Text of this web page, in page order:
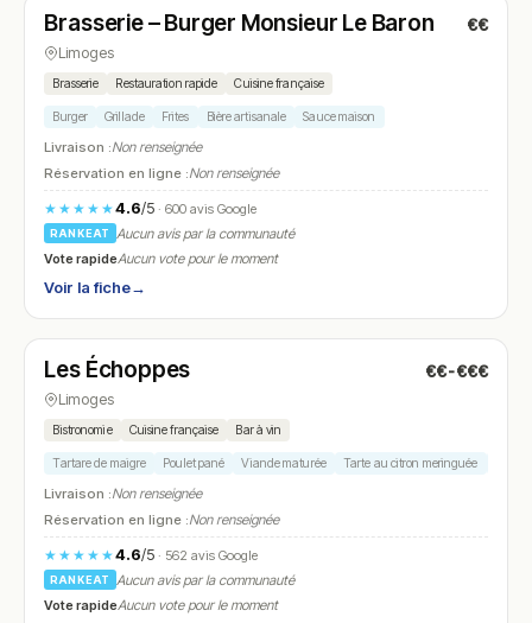
N° 23
Brasserie – Burger Monsieur Le Baron €€
Limoges
Brasserie Restauration rapide Cuisine française
Burger Grillade Frites Bière artisanale Sauce maison
Livraison :Non renseignée
Réservation en ligne :Non renseignée
★★★★★4.6/5· 600 avis Google
RANKEAT
Aucun avis par la communauté
Vote rapideAucun vote pour le moment
Voir la fiche→
N° 24
Les Échoppes €€-€€€
Limoges
Bistronomie Cuisine française Bar à vin
Tartare de maigre Poulet pané Viande maturée Tarte au citron meringuée
Livraison :Non renseignée
Réservation en ligne :Non renseignée
★★★★★4.6/5· 562 avis Google
RANKEAT
Aucun avis par la communauté
Vote rapideAucun vote pour le moment